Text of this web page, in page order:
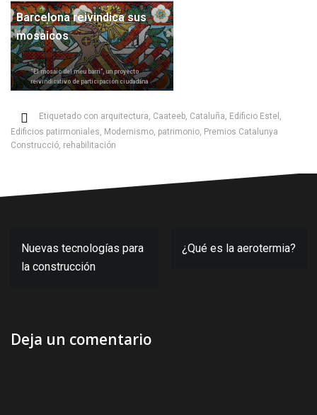
Barcelona reivindica sus
mosaicos
“El mosaic del meu barri”, un proyecto
reivindicativo de participación ciudadana
Etiquetado con arquitectura, Caateeb, Cataluña, Edificio Estel ,
Edificios patirmoniales, Modernismo, patrimonio, Premios Catalunya
Construcció, rehabilitación
Navegación
de
Nuevas tecnologías para
la construcción
¿Qué es la aerotermia?
Deja un comentario